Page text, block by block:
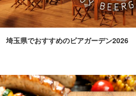
埼玉県でおすすめのビアガーデン2026